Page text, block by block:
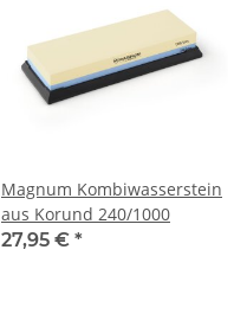
Magnum Kombiwasserstein
aus Korund 240/1000
27,95 € *